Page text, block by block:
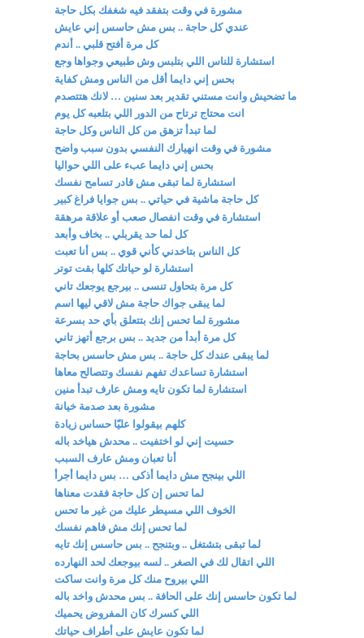
مشورة في وقت بتفقد فيه شغفك بكل حاجة
عندي كل حاجة .. بس مش حاسس إني عايش
كل مرة أفتح قلبي .. أندم
استشارة للناس اللي بتلبس وش طبيعي وجواها وجع
بحس إني دايما أقل من الناس ومش كفاية
ما تضحيش وانت مستني تقدير بعد سنين … لانك هتتصدم
انت محتاج ترتاح من الدور اللي بتلعبه كل يوم
لما تبدأ تزهق من كل الناس وكل حاجة
مشورة في وقت انهيارك النفسي بدون سبب واضح
بحس إني دايما عبء على اللي حواليا
استشارة لما تبقى مش قادر تسامح نفسك
كل حاجة ماشية في حياتي .. بس جوايا فراغ كبير
استشارة في وقت انفصال صعب أو علاقة مرهقة
كل لما حد يقربلي .. بخاف وأبعد
كل الناس بتاخدني كأني قوي .. بس أنا تعبت
استشارة لو حياتك كلها بقت توتر
كل مرة بتحاول تنسى .. بيرجع يوجعك تاني
لما يبقى جواك حاجة مش لاقي ليها اسم
مشورة لما تحس إنك بتتعلق بأي حد بسرعة
كل مرة أبدأ من جديد .. بس برجع أتهز تاني
لما يبقى عندك كل حاجة .. بس مش حاسس بحاجة
استشارة تساعدك تفهم نفسك وتتصالح معاها
استشارة لما تكون تايه ومش عارف تبدأ منين
مشورة بعد صدمة خيانة
كلهم بيقولوا عليّا حساس زيادة
حسيت إني لو اختفيت .. محدش هياخد باله
أنا تعبان ومش عارف السبب
اللي بينجح مش دايما أذكى … بس دايما أجرأ
لما تحس إن كل حاجة فقدت معناها
الخوف اللي مسيطر عليك من غير ما تحس
لما تحس إنك مش فاهم نفسك
لما تبقى بتشتغل .. وبتنجح .. بس حاسس إنك تايه
اللي اتقال لك في الصغر .. لسه بيوجعك لحد النهارده
اللي بيروح منك كل مرة وانت ساكت
لما تكون حاسس إنك على الحافة .. بس محدش واخد باله
اللي كسرك كان المفروض يحميك
لما تكون عايش على أطراف حياتك